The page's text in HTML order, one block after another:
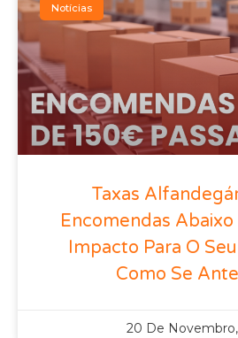
Notícias
Taxas
Encomendas
Impacto Para O
Como Se
20 De